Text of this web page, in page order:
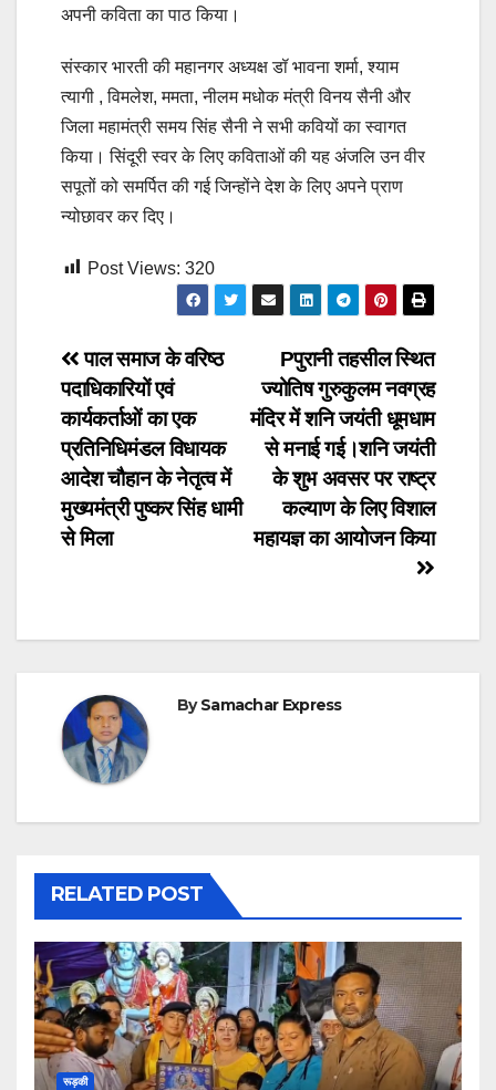
अपनी कविता का पाठ किया।
संस्कार भारती की महानगर अध्यक्ष डॉ भावना शर्मा, श्याम
त्यागी , विमलेश, ममता, नीलम मधोक मंत्री विनय सैनी और
जिला महामंत्री समय सिंह सैनी ने सभी कवियों का स्वागत
किया। सिंदूरी स्वर के लिए कविताओं की यह अंजलि उन वीर
सपूतों को समर्पित की गई जिन्होंने देश के लिए अपने प्राण
न्योछावर कर दिए।
Post Views: 320
Post
navigation
Pपुरानी तहसील स्थित
ज्योतिष गुरुकुलम नवग्रह
मंदिर में शनि जयंती धूमधाम
से मनाई गई।शनि जयंती
के शुभ अवसर पर राष्ट्र
कल्याण के लिए विशाल
महायज्ञ का आयोजन किया
पाल समाज के वरिष्ठ
पदाधिकारियों एवं
कार्यकर्ताओं का एक
प्रतिनिधिमंडल विधायक
आदेश चौहान के नेतृत्व में
मुख्यमंत्री पुष्कर सिंह धामी
से मिला
BySamachar Express
RELATED POST
रूड़की